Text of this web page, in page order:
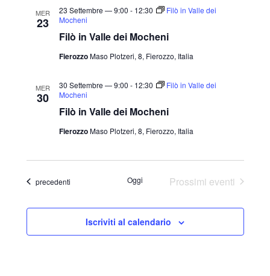
MER
23
Filò in Valle dei Mocheni
23 Settembre — 9:00 - 12:30
Filò in Valle dei
Mocheni
FierozzoMaso Plotzeri, 8, Fierozzo, Italia
MER
30
Filò in Valle dei Mocheni
30 Settembre — 9:00 - 12:30
Filò in Valle dei
Mocheni
FierozzoMaso Plotzeri, 8, Fierozzo, Italia
Eventi
precedenti Oggi Prossimi eventi
Iscriviti al calendario